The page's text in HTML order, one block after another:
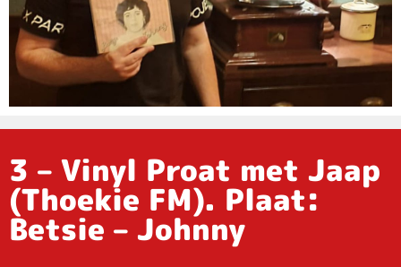
3 – Vinyl Proat met Jaap
(Thoekie FM). Plaat:
Betsie – Johnny